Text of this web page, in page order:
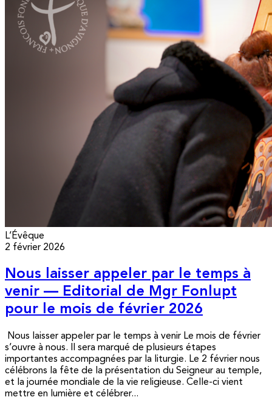
L’Évêque
2 février 2026
Nous laisser appeler par le temps à
venir — Editorial de Mgr Fonlupt
pour le mois de février 2026
Nous laisser appeler par le temps à venir Le mois de février
s’ouvre à nous. Il sera marqué de plusieurs étapes
importantes accompagnées par la liturgie. Le 2 février nous
célébrons la fête de la présentation du Seigneur au temple,
et la journée mondiale de la vie religieuse. Celle-ci vient
mettre en lumière et célébrer...